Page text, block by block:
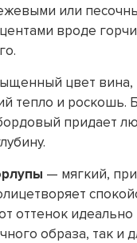
или
вроде
цвет вина,
тепло и роскошь.
придает
— мягкий,
оттенок
образа, так и